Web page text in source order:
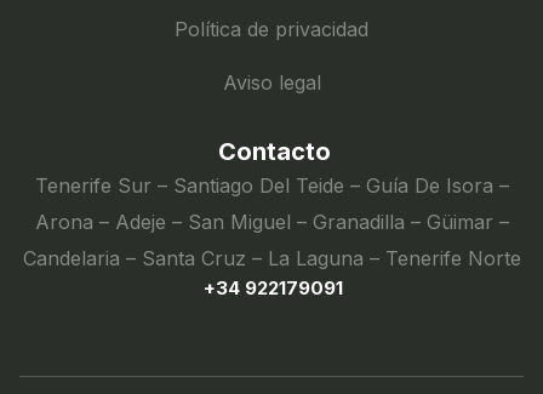
Política de privacidad
Aviso legal
Contacto
Tenerife Sur – Santiago Del Teide – Guía De Isora –
Arona – Adeje – San Miguel – Granadilla – Güimar –
Candelaria – Santa Cruz – La Laguna – Tenerife Norte
+34 922179091